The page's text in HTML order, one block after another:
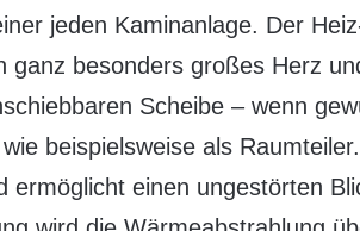
jeden Kaminanlage. Der
ganz besonders großes Herz
Scheibe – wenn
beispielsweise als
ermöglicht einen ungestörten